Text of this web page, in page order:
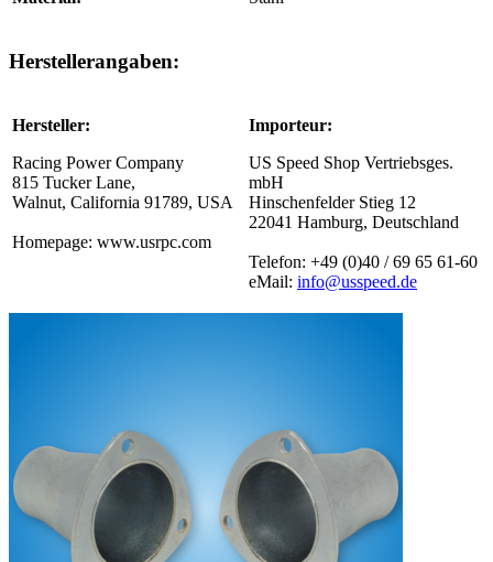
Herstellerangaben:
Hersteller:
Racing Power Company
815 Tucker Lane,
Walnut, California 91789, USA
Homepage: www.usrpc.com
Importeur:
US Speed Shop Vertriebsges.
mbH
Hinschenfelder Stieg 12
22041 Hamburg, Deutschland
Telefon: +49 (0)40 / 69 65 61-60
eMail: info@usspeed.de